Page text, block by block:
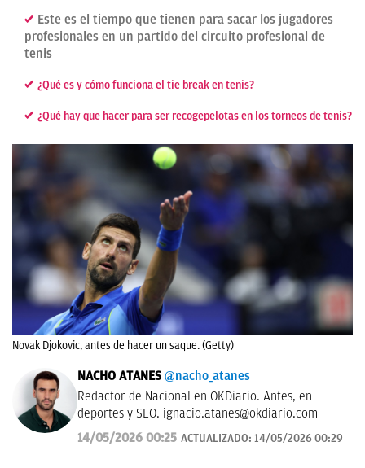
Este es el tiempo que tienen para sacar los jugadores
profesionales en un partido del circuito profesional de
tenis
¿Qué es y cómo funciona el tie break en tenis?
¿Qué hay que hacer para ser recogepelotas en los torneos de tenis?
Novak Djokovic, antes de hacer un saque. (Getty)
NACHO ATANES @nacho_atanes
Redactor de Nacional en OKDiario. Antes, en
deportes y SEO. ignacio.atanes@okdiario.com
14/05/2026 00:25 ACTUALIZADO: 14/05/2026 00:29